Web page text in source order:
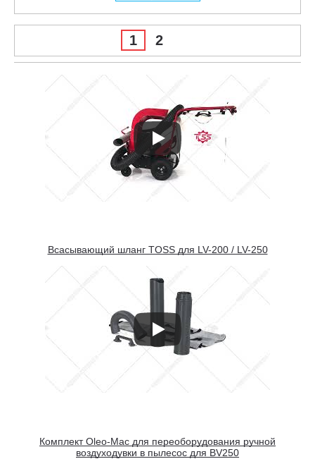
1 2
Всасывающий шланг TOSS для LV-200 / LV-250
Комплект Oleo-Mac для переоборудования ручной
воздуходувки в пылесос для BV250